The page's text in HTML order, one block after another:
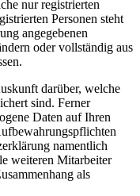
nur registrierten
Personen steht
angegebenen
oder vollständig aus
darüber, welche
sind. Ferner
Daten auf Ihren
namentlich
weiteren Mitarbeiter
als